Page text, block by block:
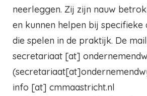
neerleggen. Zij zijn nauw
en kunnen helpen bij
die spelen in de praktijk. De
secretariaat [at]
info [at] cmmaastricht.nl